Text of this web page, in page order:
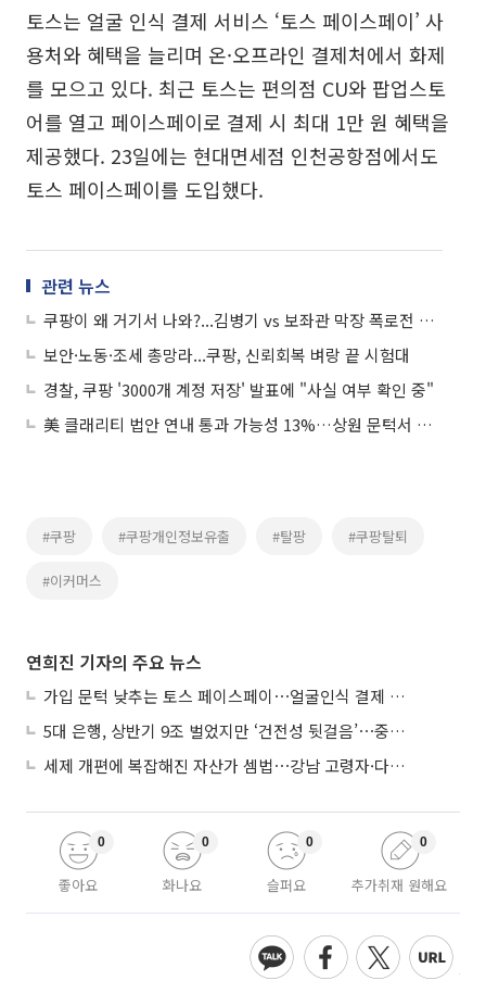
토스는 얼굴 인식 결제 서비스 ‘토스 페이스페이’ 사
용처와 혜택을 늘리며 온·오프라인 결제처에서 화제
를 모으고 있다. 최근 토스는 편의점 CU와 팝업스토
어를 열고 페이스페이로 결제 시 최대 1만 원 혜택을
제공했다. 23일에는 현대면세점 인천공항점에서도
토스 페이스페이를 도입했다.
관련 뉴스
쿠팡이 왜 거기서 나와?...김병기 vs 보좌관 막장 폭로전 전말
보안·노동·조세 총망라...쿠팡, 신뢰회복 벼랑 끝 시험대
경찰, 쿠팡 '3000개 계정 저장' 발표에 "사실 여부 확인 중"
美 클래리티 법안 연내 통과 가능성 13%…상원 문턱서 제동
#쿠팡 #쿠팡개인정보유출 #탈팡 #쿠팡탈퇴
#이커머스
연희진 기자의 주요 뉴스
가입 문턱 낮추는 토스 페이스페이⋯얼굴인식 결제 확산 속도낸다
5대 은행, 상반기 9조 벌었지만 ‘건전성 뒷걸음’⋯중기대출 문턱 높아지나
세제 개편에 복잡해진 자산가 셈법⋯강남 고령자·다주택자 ‘자산재편 고심’
좋아요
0
화나요
0
슬퍼요
0
추가취재 원해요
0